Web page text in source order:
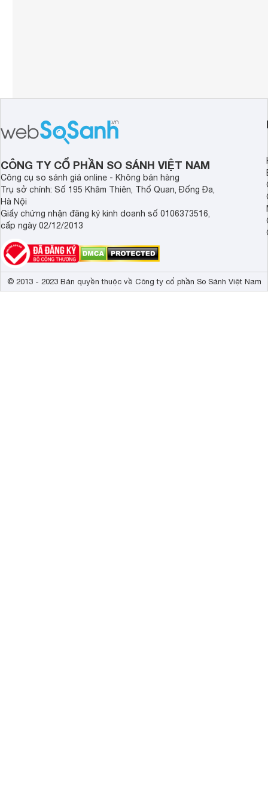
Kích thước có chân, đặt bàn
Kích thước không chân, treo tường 166.81 x
CÔNG TY CỔ PHẦN SO SÁNH VIỆT NAM
Công cụ so sánh giá online - Không bán hàng
Trụ sở chính: Số 195 Khâm Thiên, Thổ Quan, Đống Đa,
Hà Nội
Giấy chứng nhận đăng ký kinh doanh số 0106373516,
cấp ngày 02/12/2013
© 2013 - 2023 Bản quyền thuộc về Công ty cổ phần So Sánh Việt Nam